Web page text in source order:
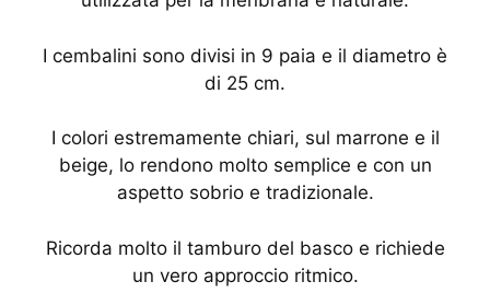
I cembalini sono divisi in 9 paia e il diametro è
di 25 cm.
I colori estremamente chiari, sul marrone e il
beige, lo rendono molto semplice e con un
aspetto sobrio e tradizionale.
Ricorda molto il tamburo del basco e richiede
un vero approccio ritmico.